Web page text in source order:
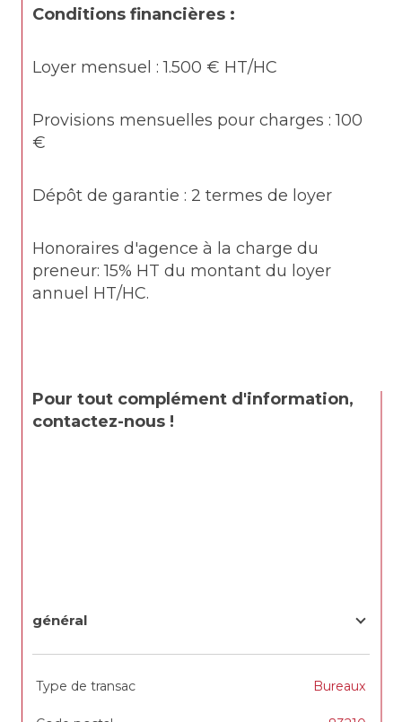
Conditions financières :
Loyer mensuel : 1.500 € HT/HC
Provisions mensuelles pour charges : 100
€
Dépôt de garantie : 2 termes de loyer
Honoraires d'agence à la charge du
preneur: 15% HT du montant du loyer
annuel HT/HC.
Pour tout complément d'information,
contactez-nous !
général
TRAD_SIROCCO_Caracteristique
Type de transac Bureaux